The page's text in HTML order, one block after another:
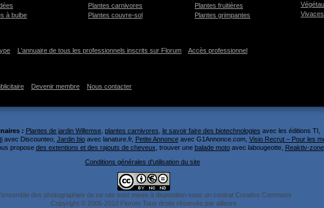
à bulbe
Plantes carnivores
Plantes couvre-sol
Plantes fruitières
Plantes grimpantes
Vivaces
L'annuaire de tous les professionnels inscrits sur Florum Accès professionnel
Devenir membre Nous contacter
: Plantes de jardin Willemse, plantes carnivores le savoir faire des biotechnologies avec les éditions TI,
avec Discounteo, Jardin bioavec lanature.fr, Petite Annonceavec G1Annonce.com, Visio Recrut – Pour les
propose des extentions et des rajouts de cheveux , trouver une balade motoavec labougeotte, Reaktiv-zone
Conditions générales d'utilisation du site
des photographies de ce site sont mises à disposition sous un contrat Creative Commons
Copyright © 2006-2010 Florum Tous droits réservés par ailleurs